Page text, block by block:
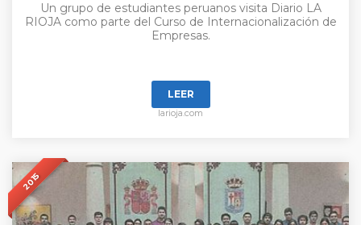
Un grupo de estudiantes peruanos visita Diario LA
RIOJA como parte del Curso de Internacionalización de
Empresas.
LEER
larioja.com
2015